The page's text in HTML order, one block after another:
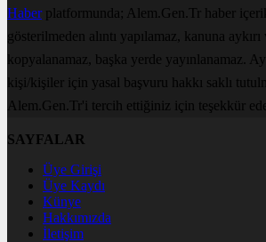
Haberplatformunda; Alem.Gen.Tr haber
gösterilmeden alıntı yapılamaz, kanuna
kopyalanamaz, başka yerde yayınlanamaz.
kişi/kişiler için yasal başvuru hakkı saklı
Alem.Gen.Tr'i tercih ettiğiniz için teşekkür
SAYFALAR
Üye Girişi
Üye Kaydı
Künye
Hakkımızda
İletişim